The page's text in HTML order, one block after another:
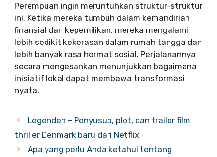
Perempuan ingin meruntuhkan struktur-struktur
ini. Ketika mereka tumbuh dalam kemandirian
finansial dan kepemilikan, mereka mengalami
lebih sedikit kekerasan dalam rumah tangga dan
lebih banyak rasa hormat sosial. Perjalanannya
secara mengesankan menunjukkan bagaimana
inisiatif lokal dapat membawa transformasi
nyata.
Legenden – Penyusup, plot, dan trailer film
thriller Denmark baru dari Netflix
Apa yang perlu Anda ketahui tentang